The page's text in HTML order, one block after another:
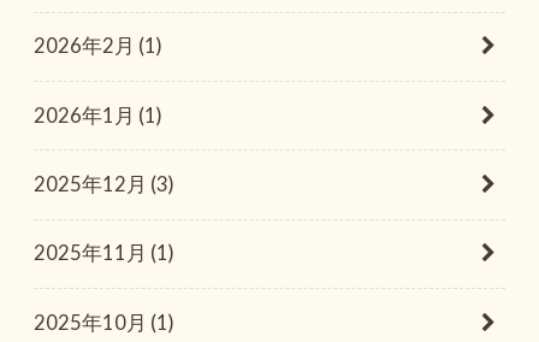
2026年2月 (1)
2026年1月 (1)
2025年12月 (3)
2025年11月 (1)
2025年10月 (1)